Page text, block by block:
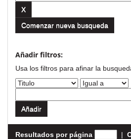
Comenzar nueva busqueda
Añadir filtros:
Usa los filtros para afinar la
Resultados por página |